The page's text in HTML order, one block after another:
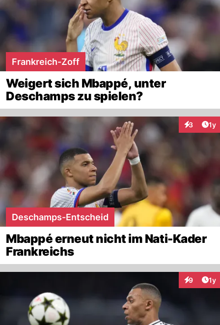
Frankreich-Zoff
Weigert sich Mbappé, unter
Deschamps zu spielen?
3 1y
Deschamps-Entscheid
Mbappé erneut nicht im Nati-Kader
Frankreichs
9 1y